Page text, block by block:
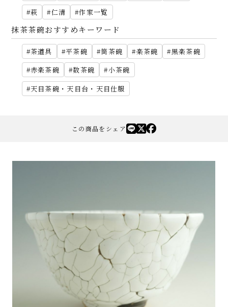
萩
仁清 作家一覧
抹茶茶碗おすすめキーワード
茶道具 平茶碗 筒茶碗 楽茶碗
黒楽茶碗
赤楽茶碗
数茶碗
小茶碗
天目茶碗・天目台・天目仕服
この商品をシェア